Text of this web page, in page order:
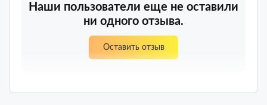
Наши пользователи еще не оставили
ни одного отзыва.
Оставить отзыв